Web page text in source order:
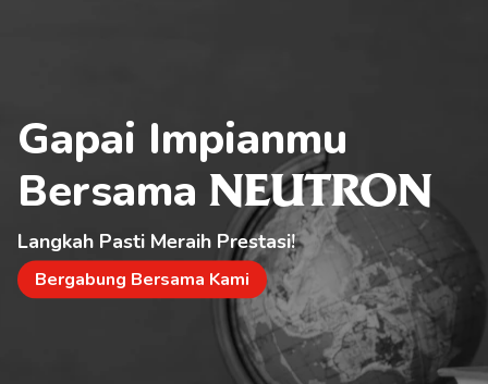
Gapai Impianmu
Bersama NEUTRON
Langkah Pasti Meraih Prestasi!
Bergabung Bersama Kami